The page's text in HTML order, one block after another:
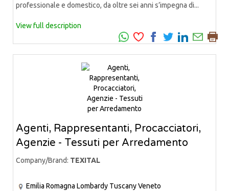
professionale e domestico, da oltre sei anni s’impegna di...
View full description
Agenti, Rappresentanti, Procacciatori,
Agenzie - Tessuti per Arredamento
Company/Brand: TEXITAL
Emilia Romagna Lombardy TuscanyVeneto